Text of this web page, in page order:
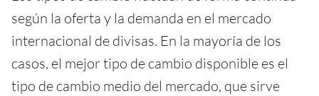
según la oferta y la demanda en el mercado
internacional de divisas. En la mayoría de los
casos, el mejor tipo de cambio disponible es el
tipo de cambio medio del mercado, que sirve